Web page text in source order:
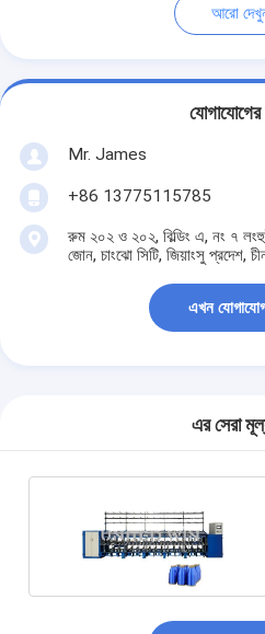
আরো
যোগাযোগের
Mr. James
+86 13775115785
রুম ২০২ ও ২০২, বিল্ডিং এ, নং ৭
জোন, চাংঝো সিটি, জিয়াংসু প্রদেশ,
এখন
এর সেরা